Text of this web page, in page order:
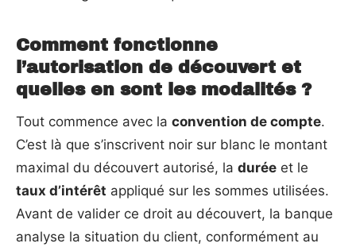
Comment fonctionne
l’autorisation de découvert et
quelles en sont les modalités ?
Tout commence avec la convention de compte.
C’est là que s’inscrivent noir sur blanc le montant
maximal du découvert autorisé, la durée et le
taux d’intérêt appliqué sur les sommes utilisées.
Avant de valider ce droit au découvert, la banque
analyse la situation du client, conformément au